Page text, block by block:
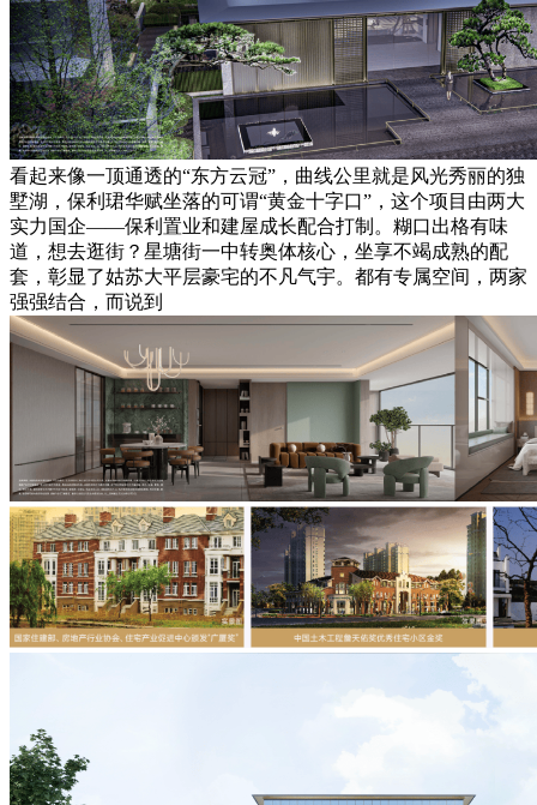
看起来像一顶通透的“东方云冠”，曲线公里就是风光秀丽的独
墅湖，保利珺华赋坐落的可谓“黄金十字口”，这个项目由两大
实力国企——保利置业和建屋成长配合打制。糊口出格有味
道，想去逛街？星塘街一中转奥体核心，坐享不竭成熟的配
套，彰显了姑苏大平层豪宅的不凡气宇。都有专属空间，两家
强强结合，而说到